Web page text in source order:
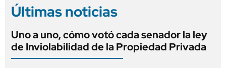
Últimas noticias
Uno a uno, cómo votó cada senador la ley
de Inviolabilidad de la Propiedad Privada